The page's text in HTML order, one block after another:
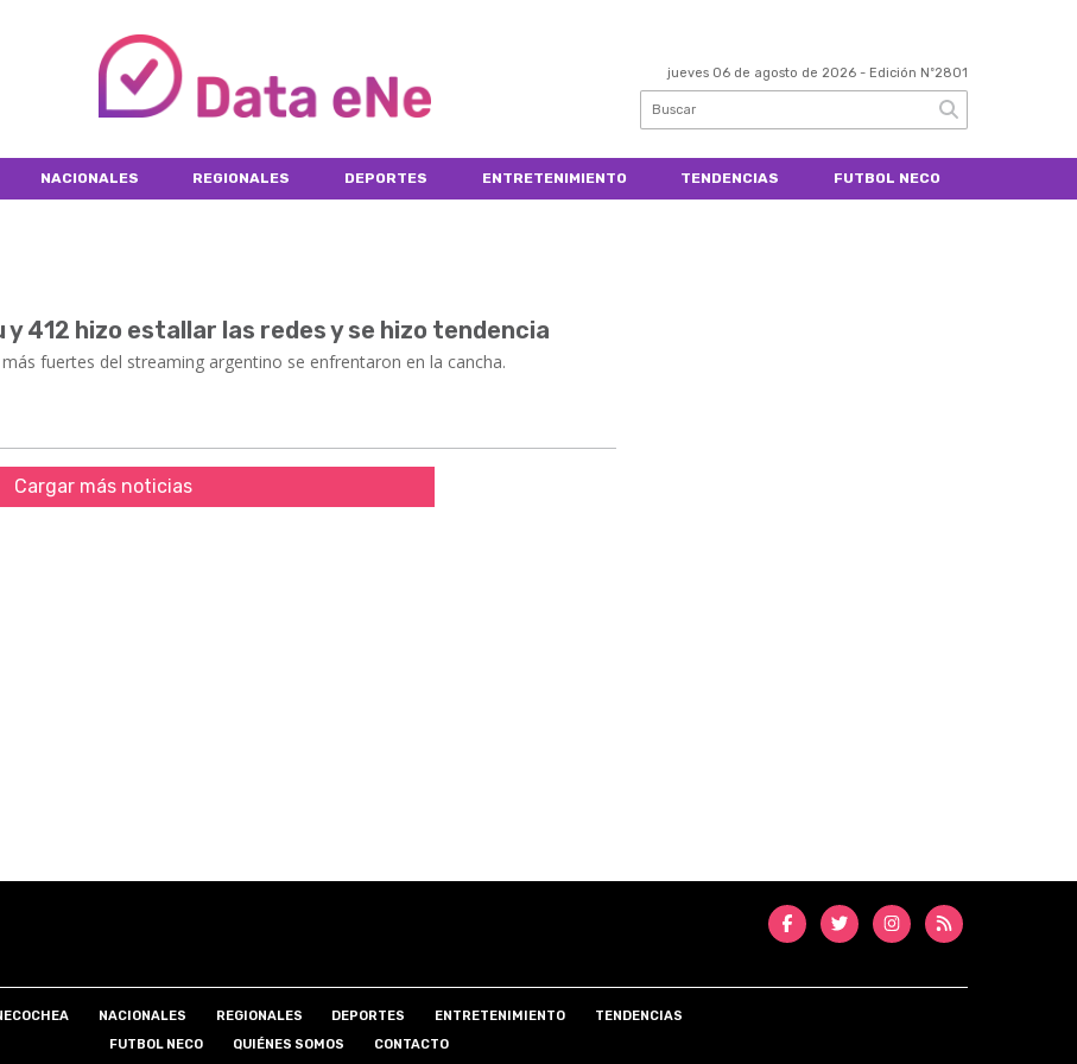
jueves 06 de agosto de 2026 - Edición Nº2801
NACIONALES REGIONALES DEPORTES ENTRETENIMIENTO TENDENCIAS FUTBOL NECO
412 hizo estallar las redes y se hizo tendencia
fuertes del streaming argentino se enfrentaron en la cancha.
Cargar más noticias
NACIONALES REGIONALES DEPORTES ENTRETENIMIENTO
TENDENCIAS
FUTBOL NECO
QUIÉNES SOMOS CONTACTO